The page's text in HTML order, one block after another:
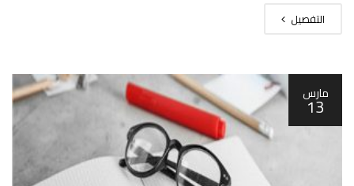
التفصيل
مارس
13